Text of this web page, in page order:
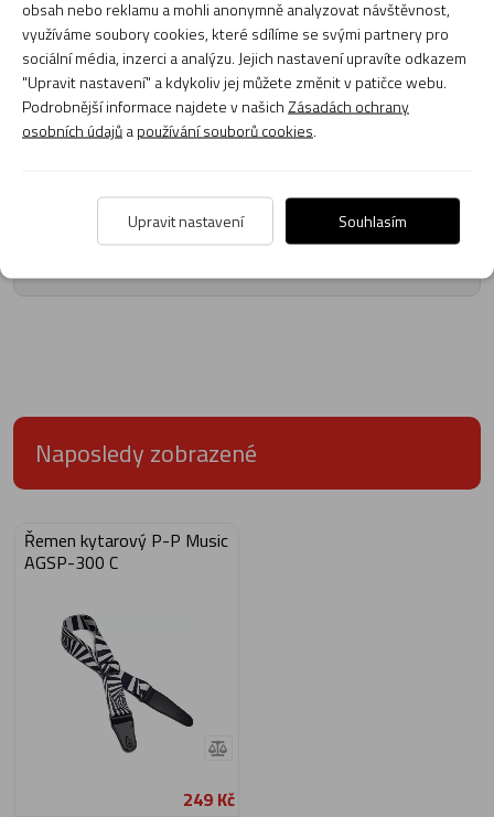
Recenze
produkt ohodnotí!
Přidat hodnocení
Naposledy zobrazené
Řemen kytarový P-P Music
AGSP-300 C
249 Kč
obsah nebo reklamu a mohli anonymně analyzovat návštěvnost,
využíváme soubory cookies, které sdílíme se svými partnery pro
sociální média, inzerci a analýzu. Jejich nastavení upravíte odkazem
"Upravit nastavení" a kdykoliv jej můžete změnit v patičce webu.
Podrobnější informace najdete v našich Zásadách ochrany
osobních údajůapoužívání souborů cookies.
Upravit nastavení Souhlasím